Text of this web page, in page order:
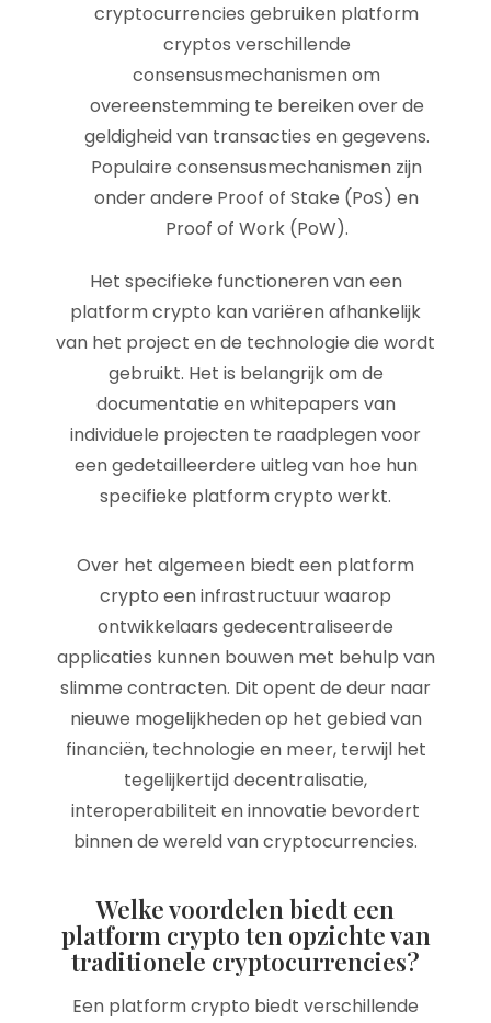
cryptocurrencies gebruiken platform
cryptos verschillende
consensusmechanismen om
overeenstemming te bereiken over de
geldigheid van transacties en gegevens.
Populaire consensusmechanismen zijn
onder andere Proof of Stake (PoS) en
Proof of Work (PoW).
Het specifieke functioneren van een
platform crypto kan variëren afhankelijk
van het project en de technologie die wordt
gebruikt. Het is belangrijk om de
documentatie en whitepapers van
individuele projecten te raadplegen voor
een gedetailleerdere uitleg van hoe hun
specifieke platform crypto werkt.
Over het algemeen biedt een platform
crypto een infrastructuur waarop
ontwikkelaars gedecentraliseerde
applicaties kunnen bouwen met behulp van
slimme contracten. Dit opent de deur naar
nieuwe mogelijkheden op het gebied van
financiën, technologie en meer, terwijl het
tegelijkertijd decentralisatie,
interoperabiliteit en innovatie bevordert
binnen de wereld van cryptocurrencies.
Welke voordelen biedt een
platform crypto ten opzichte van
traditionele cryptocurrencies?
Een platform crypto biedt verschillende